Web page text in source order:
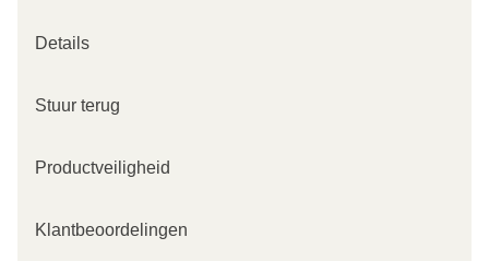
Details
Stuur terug
Productveiligheid
Klantbeoordelingen